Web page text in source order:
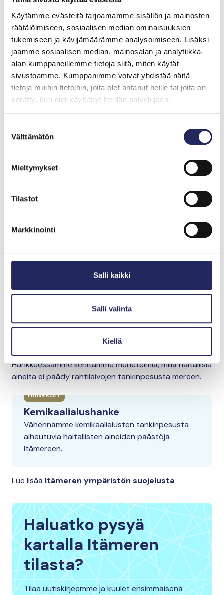
Käytämme evästeitä tarjoamamme sisällön ja mainosten
räätälöimiseen, sosiaalisen median ominaisuuksien
tukemiseen ja kävijämäärämme analysoimiseen. Lisäksi
jaamme sosiaalisen median, mainosalan ja analytiikka-
alan kumppaneillemme tietoja siitä, miten käytät
sivustoamme. Kumppanimme voivat yhdistää näitä
tietoja muihin tietoihin, joita olet antanut heille tai joita on
kerätty, kun olet käyttänyt heidän palvelujaan.
valinta
Välttämätön
Mieltymykset
Tilastot
Markkinointi
Salli kaikki
Salli valinta
Kiellä
antibakteeriset tai turhan voimakkaat pesu- ja
puhdistusaineet) arjessa. Suosi ympäristömerkittyjä
tuotteita ja pesuaineita.
Vie kaikki vanhat lääkkeet apteekkiin. Älä heitä niitä
roskiin tai viemäriin. Vältä kipugeelejä, joissa on
diklofenaakkia.
Lajittele ja kierrätä jätteet oikein. Vie
ongelmajätteet (esim. maalit, lakat, loisteputket,
hävittämisestä (esim. glykoli, maalit, lakat ja
Älä käytä myrkkymaaleja veneen pohjassa vaan
Pese itsesi, matot ja astiat niin, etteivät pesuvedet
Mitä voi tehdä Itämeren hyvinvoinnin
Vähemmän haitallisia
kemikaaleja mereen
Hankkeessamme kehitämme menetelmiä, millä haitallisia
aineita ei päädy rahtilaivojen tankinpesusta mereen.
HANKKEET
Kemikaalialushanke
Vähennämme kemikaalialusten tankinpesusta
aiheutuvia haitallisten aineiden päästöjä
Itämereen.
Lue lisää Itämeren ympäristön suojelusta.
Haluatko pysyä
kartalla Itämeren
tilasta?
Tilaa uutiskirjeemme ja kuulet ensimmäisenä